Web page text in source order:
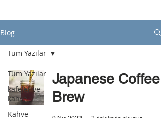
Blog
Tüm Yazılar
kafeler ve
kahve
Kahve
Tüm Yazılar
Japanese Coffee
Brew